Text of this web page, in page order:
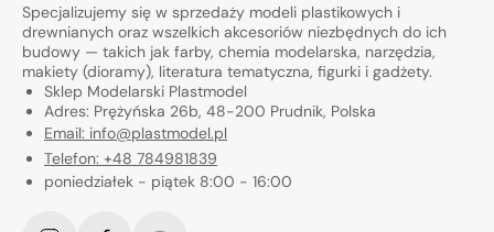
Specjalizujemy się w sprzedaży modeli plastikowych i
drewnianych oraz wszelkich akcesoriów niezbędnych do ich
budowy — takich jak farby, chemia modelarska, narzędzia,
makiety (dioramy), literatura tematyczna, figurki i gadżety.
Sklep Modelarski Plastmodel
Adres: Prężyńska 26b, 48-200 Prudnik, Polska
Email: info@plastmodel.pl
Telefon: +48 784981839
poniedziałek - piątek 8:00 - 16:00